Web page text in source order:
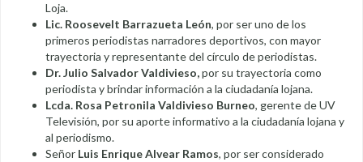
Loja.
Lic. Roosevelt Barrazueta León, por ser uno de los
primeros periodistas narradores deportivos, con mayor
trayectoria y representante del círculo de periodistas.
Dr. Julio Salvador Valdivieso,por su trayectoria como
periodista y brindar información a la ciudadanía lojana.
Lcda. Rosa Petronila Valdivieso Burneo, gerente de UV
Televisión, por su aporte informativo a la ciudadanía lojana y
al periodismo.
Señor Luis Enrique Alvear Ramos, por ser considerado